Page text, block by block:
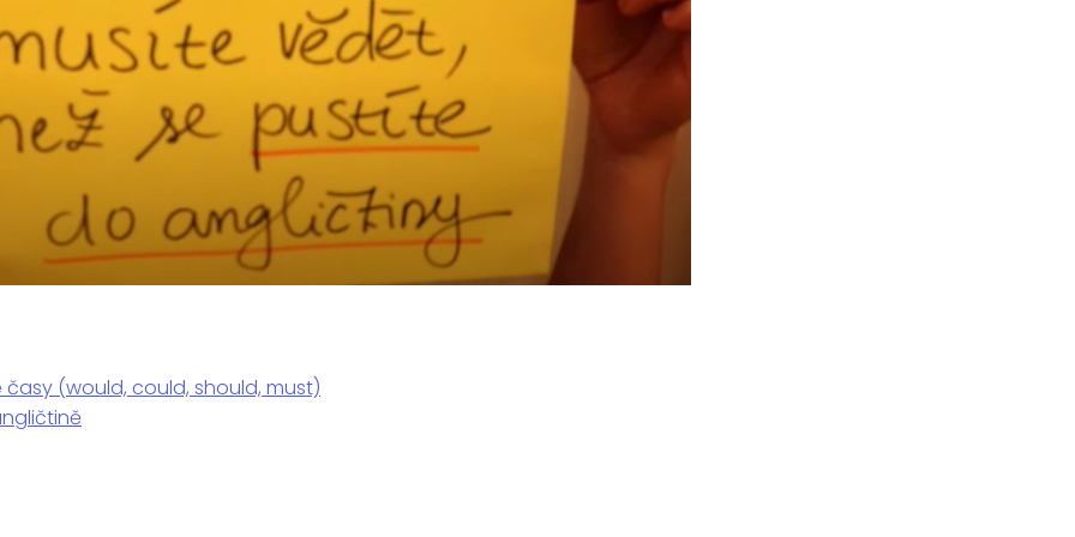
(would, could, should, must)